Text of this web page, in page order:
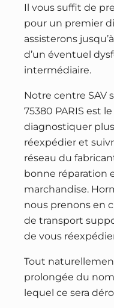
Il vous suffit de
pour un premier
assisterons
d’un éventuel
intermédiaire.
Notre centre SAV
75380 PARIS est
diagnostiquer
réexpédier et
réseau du
bonne réparation
marchandise.
nous prenons en
de transport
de vous
Tout
prolongée du
lequel ce sera